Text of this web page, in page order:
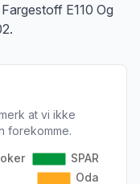
E110 Og
at vi ikke
forekomme.